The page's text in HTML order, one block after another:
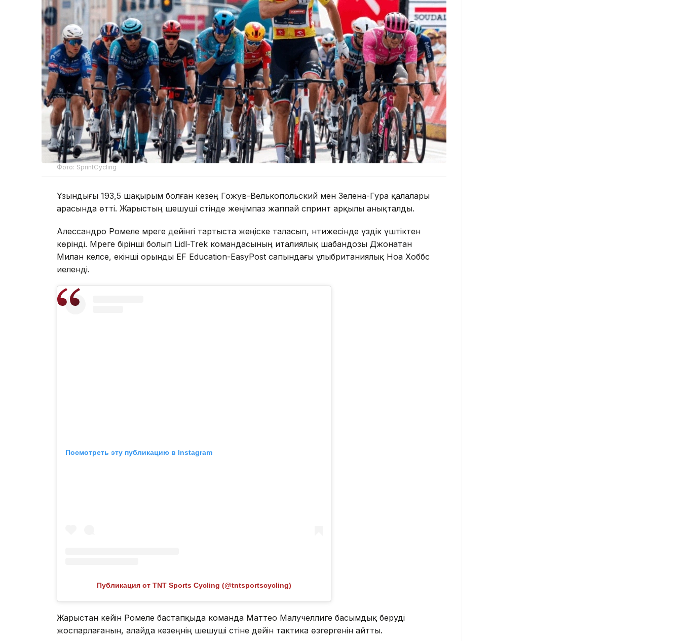
Фото: SprintCycling
Ұзындығы 193,5 шақырым болған кезең Гожув-Велькопольский мен Зелена-Гура қалалары
арасында өтті. Жарыстың шешуші сәтінде жеңімпаз жаппай спринт арқылы анықталды.
Алессандро Ромеле мәреге дейінгі тартыста жеңіске таласып, нәтижесінде үздік үштіктен
көрінді. Мәреге бірінші болып Lidl-Trek командасының италиялық шабандозы Джонатан
Милан келсе, екінші орынды EF Education-EasyPost сапындағы ұлыбританиялық Ноа Хоббс
иеленді.
Посмотреть эту публикацию в Instagram
Публикация от TNT Sports Cycling (@tntsportscycling)
Жарыстан кейін Ромеле бастапқыда команда Маттео Малучеллиге басымдық беруді
жоспарлағанын, алайда кезеңнің шешуші сәтіне дейін тактика өзгергенін айтты.